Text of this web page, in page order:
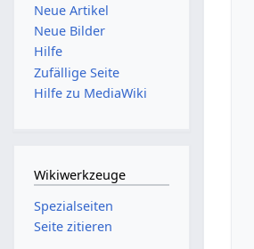
Neue Artikel
Neue Bilder
Hilfe
Zufällige Seite
Hilfe zu MediaWiki
Wikiwerkzeuge
Spezialseiten
Seite zitieren